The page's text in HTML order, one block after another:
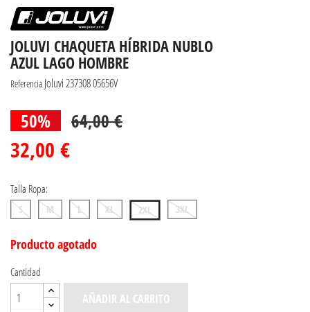
JOLUVI CHAQUETA HÍBRIDA NUBLO
AZUL LAGO HOMBRE
Referencia Joluvi 237308 05656V
50% 64,00 €
32,00 €
Talla Ropa:
S M L XL 2XL 3XL
Producto agotado
Cantidad
AÑADIR AL CARRITO